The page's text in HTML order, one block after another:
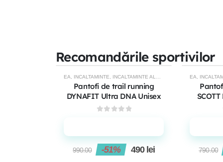
Recomandările sportivilor
EA INCALTAMINTE INCALTAMINTE ALERGARE TRAIL ,
Pantofi de trail running
DYNAFIT Ultra DNA Unisex
990.00 -51% 490 lei
EA
790.00